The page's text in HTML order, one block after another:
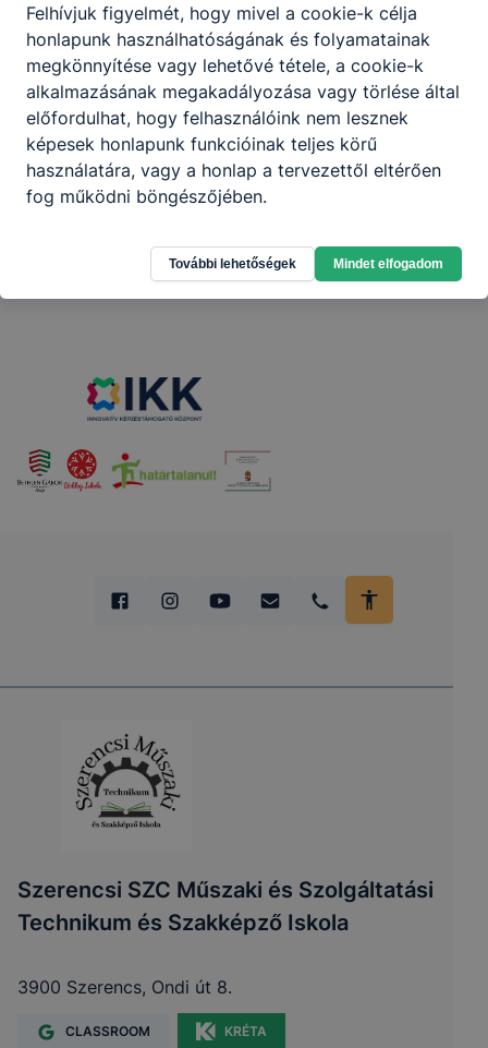
Megosztás
Partnereink
Szerencsi SZC Műszaki és Szolgáltatási
Technikum és Szakképző Iskola
3900 Szerencs, Ondi út 8.
CLASSROOM KRÉTA
Felhívjuk figyelmét, hogy mivel a cookie-k célja
honlapunk használhatóságának és folyamatainak
megkönnyítése vagy lehetővé tétele, a cookie-k
alkalmazásának megakadályozása vagy törlése által
előfordulhat, hogy felhasználóink nem lesznek
képesek honlapunk funkcióinak teljes körű
használatára, vagy a honlap a tervezettől eltérően
fog működni böngészőjében.
További lehetőségek Mindet elfogadom